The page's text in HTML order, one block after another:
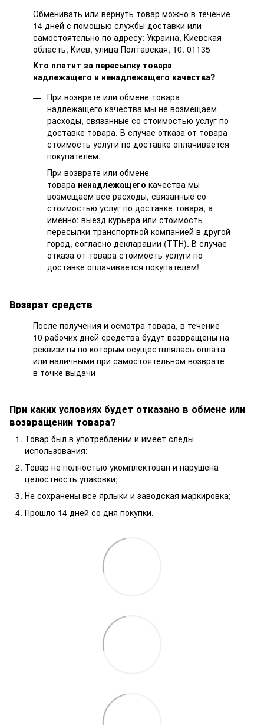
Обменивать или вернуть товар можно в течение
14 дней с помощью службы доставки или
самостоятельно по адресу: Украина, Киевская
область, Киев, улица Полтавская, 10. 01135
Кто платит за пересылку товара
надлежащего и ненадлежащего качества?
При возврате или обмене товара
надлежащего качества мы не возмещаем
расходы, связанные со стоимостью услуг по
доставке товара. В случае отказа от товара
стоимость услуги по доставке оплачивается
покупателем.
При возврате или обмене
товара ненадлежащего качества мы
возмещаем все расходы, связанные со
стоимостью услуг по доставке товара, а
именно: выезд курьера или стоимость
пересылки транспортной компанией в другой
город, согласно декларации (ТТН). В случае
отказа от товара стоимость услуги по
доставке оплачивается покупателем!
Возврат средств
После получения и осмотра товара, в течение
10 рабочих дней средства будут возвращены на
реквизиты по которым осуществлялась оплата
или наличными при самостоятельном возврате
в точке выдачи
При каких условиях будет отказано в обмене или
возвращении товара?
Товар был в употреблении и имеет следы
использования;
Товар не полностью укомплектован и нарушена
целостность упаковки;
Не сохранены все ярлыки и заводская маркировка;
Прошло 14 дней со дня покупки.